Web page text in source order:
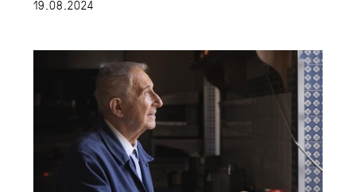
19.08.2024